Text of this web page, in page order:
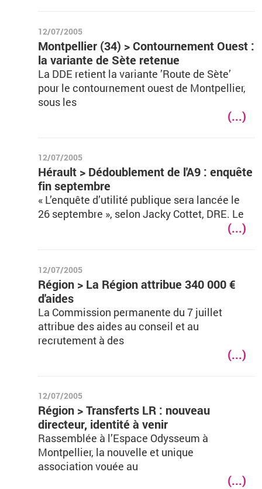
12/07/2005
Montpellier (34) > Contournement Ouest :
la variante de Sète retenue
La DDE retient la variante ’Route de Sète’
pour le contournement ouest de Montpellier,
sous les
(...)
12/07/2005
Hérault > Dédoublement de l'A9 : enquête
fin septembre
« L’enquête d’utilité publique sera lancée le
26 septembre », selon Jacky Cottet, DRE. Le
(...)
12/07/2005
Région > La Région attribue 340 000 €
d'aides
La Commission permanente du 7 juillet
attribue des aides au conseil et au
recrutement à des
(...)
12/07/2005
Région > Transferts LR : nouveau
directeur, identité à venir
Rassemblée à l’Espace Odysseum à
Montpellier, la nouvelle et unique
association vouée au
(...)